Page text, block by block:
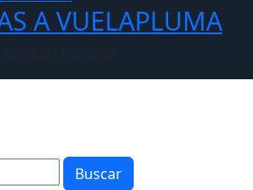
A VUELAPLUMA
Buscar